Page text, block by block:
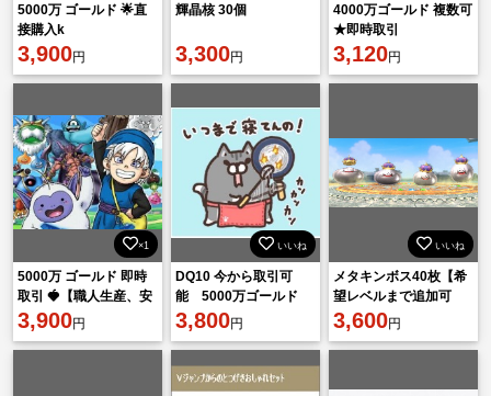
5000万 ゴールド 🌟直
接購入k
3,900円
輝晶核 30個
3,300円
4000万ゴールド 複数可
★即時取引
3,120円
×1
5000万 ゴールド 即時
取引 🍓【職人生産、安
全性重視】
3,900円
いいね
DQ10 今から取引可
能 5000万ゴールド
完全個人生産
3,800円
いいね
メタキンボス40枚【希
望レベルまで追加可
能！希望転生回数も査
定もOK！】
3,600円